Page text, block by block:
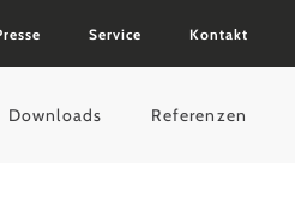
Service Kontakt
Downloads Referenzen